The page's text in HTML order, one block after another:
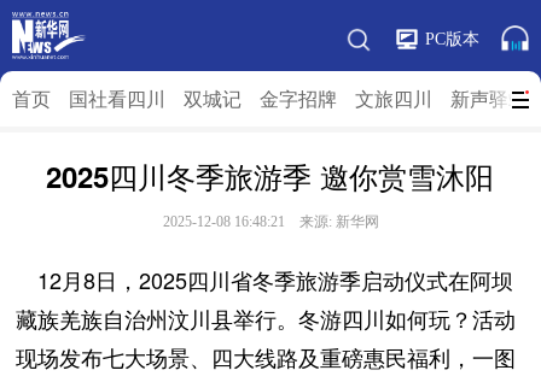
PC版本
首页 国社看四川 双城记 金字招牌 文旅四川 新声驿站
2025四川冬季旅游季 邀你赏雪沐阳
2025-12-08 16:48:21 来源: 新华网
12月8日，2025四川省冬季旅游季启动仪式在阿坝
藏族羌族自治州汶川县举行。冬游四川如何玩？活动
现场发布七大场景、四大线路及重磅惠民福利，一图